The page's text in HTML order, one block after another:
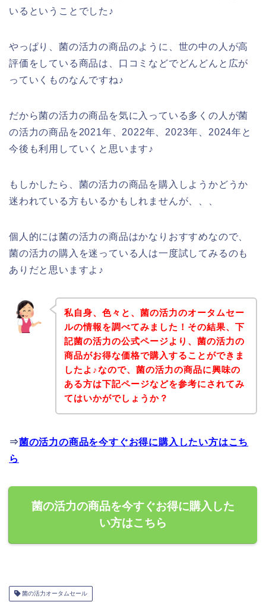
いるということでした♪
やっぱり、菌の活力の商品のように、世の中の人が高
評価をしている商品は、口コミなどでどんどんと広が
っていくものなんですね♪
だから菌の活力の商品を気に入っている多くの人が菌
の活力の商品を2021年、2022年、2023年、2024年と
今後も利用していくと思います♪
もしかしたら、菌の活力の商品を購入しようかどうか
迷われている方もいるかもしれませんが、、、
個人的には菌の活力の商品はかなりおすすめなので、
菌の活力の購入を迷っている人は一度試してみるのも
ありだと思いますよ♪
私自身、色々と、菌の活力のオータムセー
ルの情報を調べてみました！その結果、下
記菌の活力の公式ページより、菌の活力の
商品がお得な価格で購入することができま
したよ♪なので、菌の活力の商品に興味の
ある方は下記ページなどを参考にされてみ
てはいかがでしょうか？
⇒菌の活力の商品を今すぐお得に購入したい方はこち
ら
菌の活力の商品を今すぐお得に購入した
い方はこちら
菌の活力オータムセール